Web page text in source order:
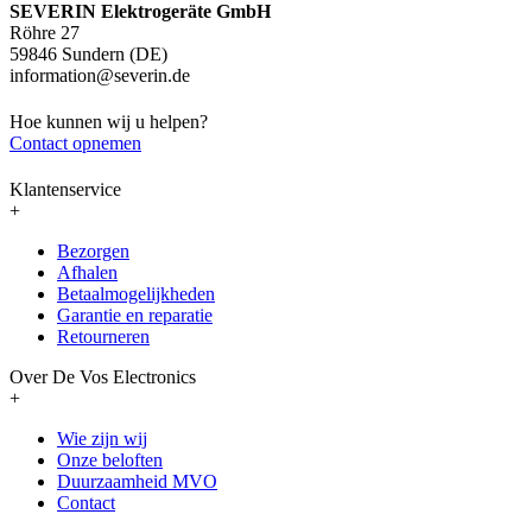
SEVERIN Elektrogeräte GmbH
Röhre 27
59846 Sundern (DE)
information@severin.de
Hoe kunnen wij u helpen?
Contact opnemen
Klantenservice
+
Bezorgen
Afhalen
Betaalmogelijkheden
Garantie en reparatie
Retourneren
Over De Vos Electronics
+
Wie zijn wij
Onze beloften
Duurzaamheid MVO
Contact